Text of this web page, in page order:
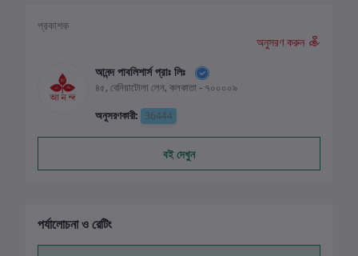
প্রকাশক
অনুসরণ করুন
আনন্দ পাবলিশার্স প্রাঃ লিঃ
৪৫, বেনিয়াটোলা লেন, কলকাতা - ৭০০০০৯
অনুসরণকারী: 36444
বই দেখুন
পর্যালোচনা ও রেটিং